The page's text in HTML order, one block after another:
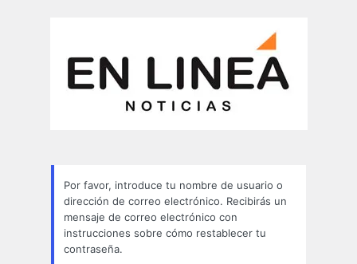
Por favor, introduce tu nombre de usuario o
dirección de correo electrónico. Recibirás un
mensaje de correo electrónico con
instrucciones sobre cómo restablecer tu
contraseña.